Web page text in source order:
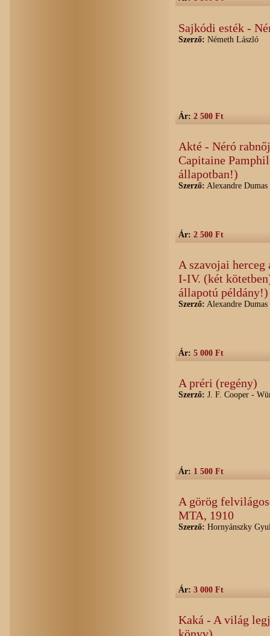
Sajkódi esték -
Szerző: Németh László
Ár: 2 500 Ft
Akté - Néró
Capitaine
állapotban!)
Szerző: Alexandre
Ár: 2 500 Ft
A szavojai herceg
I-IV. (két
állapotú példány!)
Szerző: Alexandre
Ár: 5 000 Ft
A préri (regény)
Szerző: J. F. Cooper -
Ár: 1 500 Ft
A görög
MTA, 1910
Szerző: Hornyánszky
Ár: 3 000 Ft
Kaká - A világ